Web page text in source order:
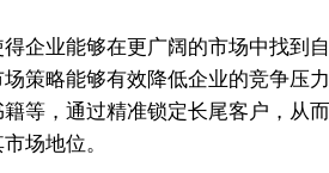
企业能够在更广阔的市场中找到
策略能够有效降低企业的竞争压
等，通过精准锁定长尾客户，从
场地位。